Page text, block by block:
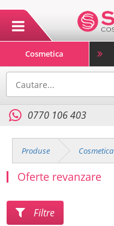
Cosmetica
0770 106 403
Produse Cosmetica
Oferte revanzare
Filtre